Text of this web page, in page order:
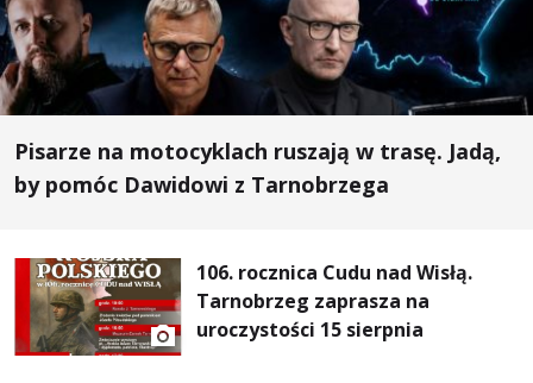
Pisarze na motocyklach ruszają w trasę. Jadą,
by pomóc Dawidowi z Tarnobrzega
106. rocznica Cudu nad Wisłą.
Tarnobrzeg zaprasza na
uroczystości 15 sierpnia